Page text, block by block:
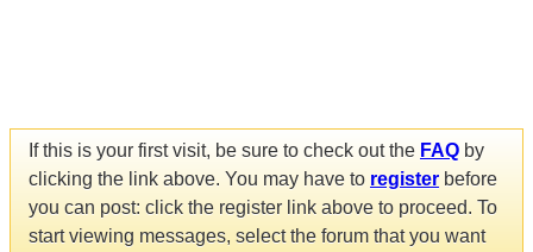
If this is your first visit, be sure to check out the FAQ by
clicking the link above. You may have to register before
you can post: click the register link above to proceed. To
start viewing messages, select the forum that you want